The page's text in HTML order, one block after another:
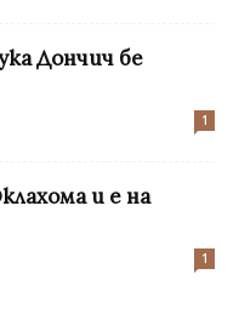
Дончич бе
1
и е на
1